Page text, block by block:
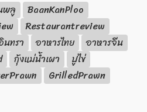
พลู
BaanKanPloo
Restaurantreview
นทรา อาหารไทย
อาหารจีน
กุ้งแม่น้ำเผา
ปูไข่
GrilledPrawn